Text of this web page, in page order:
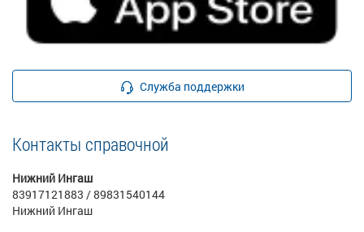
Служба поддержки
Контакты справочной
Нижний Ингаш
83917121883 / 89831540144
Нижний Ингаш